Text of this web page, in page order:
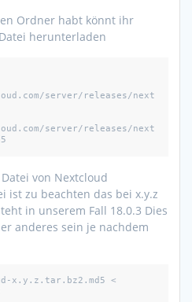
Ordner habt könnt ihr
herunterladen
server/releases/next
server/releases/next
von Nextcloud
ist zu beachten das bei x.y.z
in unserem Fall 18.0.3 Dies
anderes sein je nachdem
x.y.z.tar.bz2.md5 <